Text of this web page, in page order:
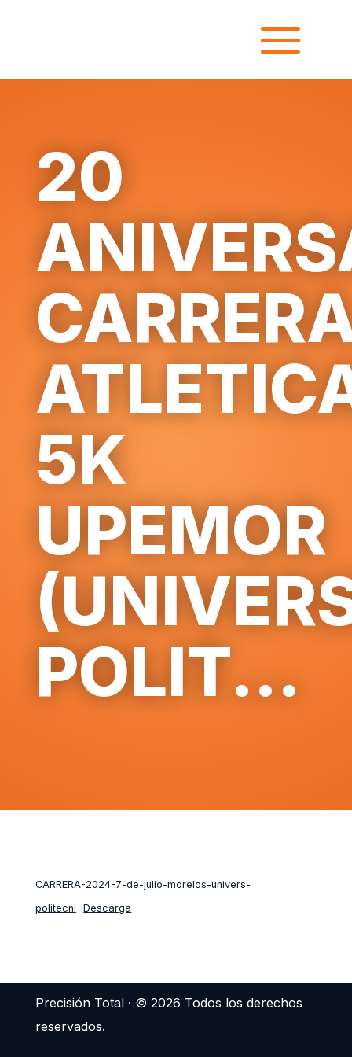
20
5K
UPEMOR
POLIT...
CARRERA-2024-7-de-julio-morelos-univers-
politecni
Descarga
Precisión Total · © 2026 Todos los derechos
reservados.